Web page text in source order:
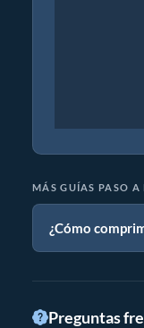
MÁS GUÍAS PASO A
¿Cómo
Preguntas